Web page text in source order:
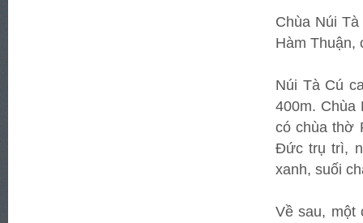
Chùa Núi
Hàm Thuận,
Núi Tà Cú
400m. Chùa
có chùa thờ
Ðức trụ trì,
xanh, suối
Về sau,